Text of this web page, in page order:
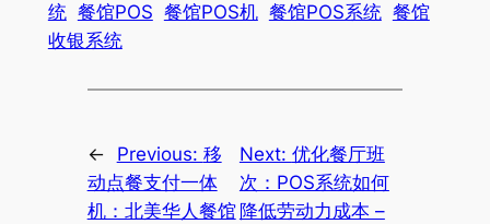
统 餐馆POS 餐馆POS机 餐馆POS系统 餐馆
收银系统
← Previous: 移
动点餐支付一体
机：北美华人餐馆
Next: 优化餐厅班
次：POS系统如何
降低劳动力成本 –